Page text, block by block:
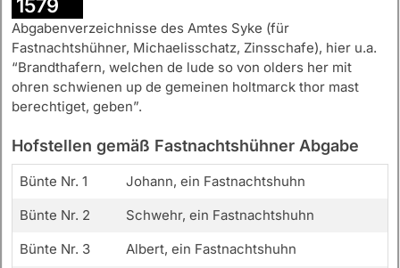
1579
Abgabenverzeichnisse des Amtes Syke (für
Fastnachtshühner, Michaelisschatz, Zinsschafe), hier u.a.
“Brandthafern, welchen de lude so von olders her mit
ohren schwienen up de gemeinen holtmarck thor mast
berechtiget, geben”.
Hofstellen gemäß Fastnachtshühner Abgabe
Bünte Nr. 1
Johann, ein Fastnachtshuhn
Bünte Nr. 2
Schwehr, ein Fastnachtshuhn
Bünte Nr. 3
Albert, ein Fastnachtshuhn